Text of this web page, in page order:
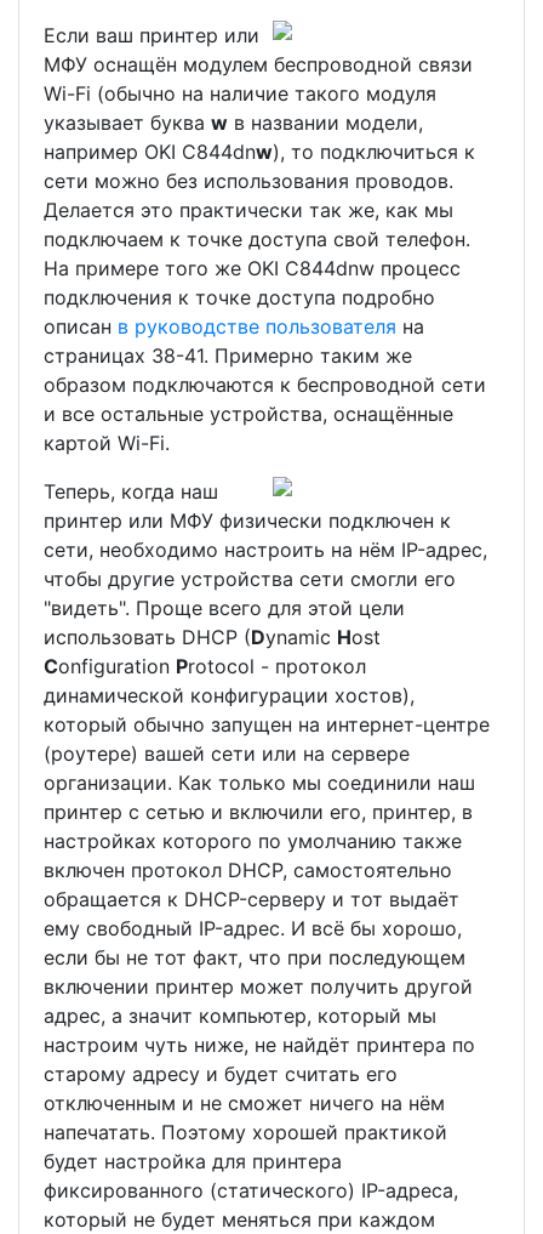
Если ваш принтер или
МФУ оснащён модулем беспроводной связи
Wi-Fi (обычно на наличие такого модуля
указывает буква w в названии модели,
например OKI C844dnw), то подключиться к
сети можно без использования проводов.
Делается это практически так же, как мы
подключаем к точке доступа свой телефон.
На примере того же OKI C844dnw процесс
подключения к точке доступа подробно
описан в руководстве пользователя на
страницах 38-41. Примерно таким же
образом подключаются к беспроводной сети
и все остальные устройства, оснащённые
картой Wi-Fi.
Теперь, когда наш
принтер или МФУ физически подключен к
сети, необходимо настроить на нём IP-адрес,
чтобы другие устройства сети смогли его
"видеть". Проще всего для этой цели
использовать DHCP (Dynamic Host
Configuration Protocol - протокол
динамической конфигурации хостов),
который обычно запущен на интернет-центре
(роутере) вашей сети или на сервере
организации. Как только мы соединили наш
принтер с сетью и включили его, принтер, в
настройках которого по умолчанию также
включен протокол DHCP, самостоятельно
обращается к DHCP-серверу и тот выдаёт
ему свободный IP-адрес. И всё бы хорошо,
если бы не тот факт, что при последующем
включении принтер может получить другой
адрес, а значит компьютер, который мы
настроим чуть ниже, не найдёт принтера по
старому адресу и будет считать его
отключенным и не сможет ничего на нём
напечатать. Поэтому хорошей практикой
будет настройка для принтера
фиксированного (статического) IP-адреса,
который не будет меняться при каждом